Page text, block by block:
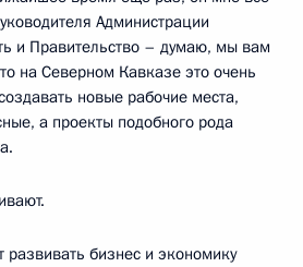
Администрации
и Правительство – думаю, мы вам
на Северном Кавказе это очень
новые рабочие места,
а проекты подобного рода
бизнес и экономику